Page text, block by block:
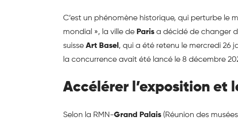
C’est un phénomène historique, qui perturbe le
mondial », la ville de Paris a décidé de changer
suisse Art Basel , qui a été retenu le mercredi 26
la concurrence avait été lancé le 8 décembre
Accélérer l’exposition et
Selon la RMN-Grand Palais (Réunion des